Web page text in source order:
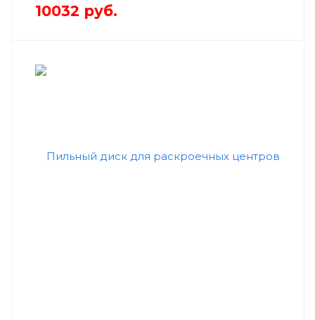
10032 руб.